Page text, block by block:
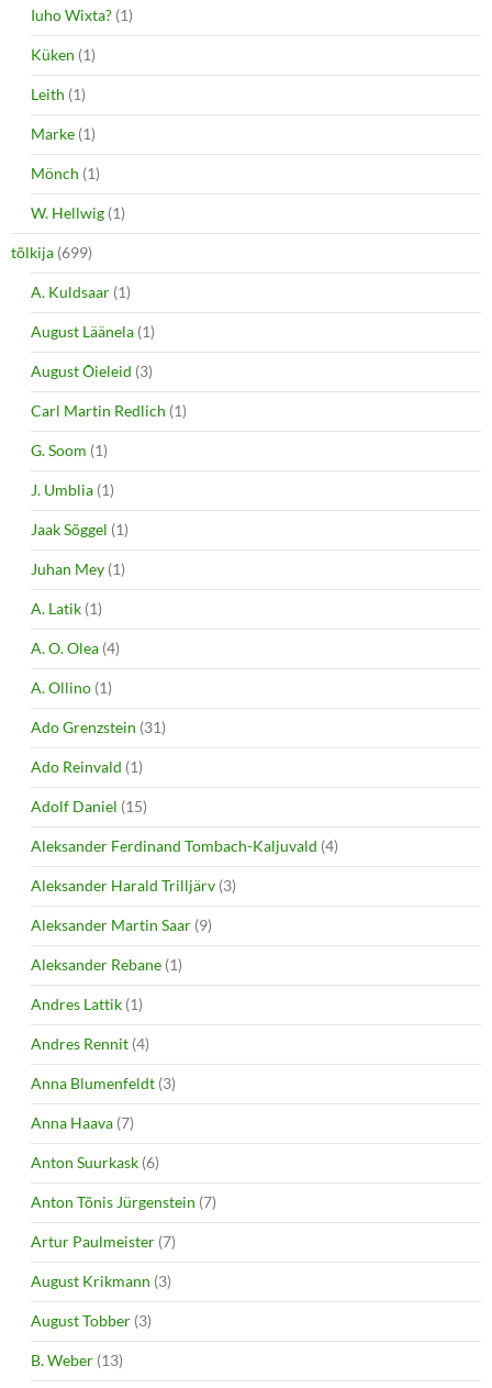
Iuho Wixta? (1)
Küken (1)
Leith (1)
Marke (1)
Mönch (1)
W. Hellwig (1)
tõlkija (699)
A. Kuldsaar (1)
August Läänela (1)
August Õieleid (3)
Carl Martin Redlich (1)
G. Soom (1)
J. Umblia (1)
Jaak Sõggel (1)
Juhan Mey (1)
A. Latik (1)
A. O. Olea (4)
A. Ollino (1)
Ado Grenzstein (31)
Ado Reinvald (1)
Adolf Daniel (15)
Aleksander Ferdinand Tombach-Kaljuvald (4)
Aleksander Harald Trilljärv (3)
Aleksander Martin Saar (9)
Aleksander Rebane (1)
Andres Lattik (1)
Andres Rennit (4)
Anna Blumenfeldt (3)
Anna Haava (7)
Anton Suurkask (6)
Anton Tõnis Jürgenstein (7)
Artur Paulmeister (7)
August Krikmann (3)
August Tobber (3)
B. Weber (13)